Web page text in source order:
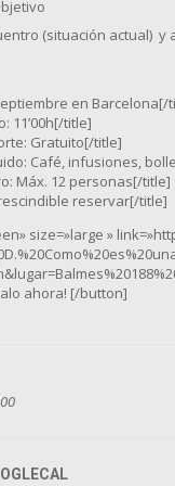
(situación actual)
en Barcelona[/
11’00h[/title]
Gratuito[/title]
Café, infusiones,
Máx. 12 personas[/title]
reservar[/title]
size=»large »
ahora! [/button]